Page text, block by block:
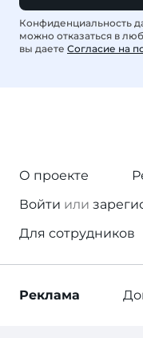
Конфиденциальность
можно отказаться в
вы даете Согласие на
О проекте
Войти или
Для сотрудников
Реклама